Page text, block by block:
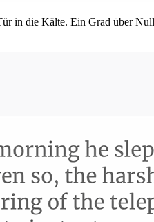
in die Kälte. Ein Grad über